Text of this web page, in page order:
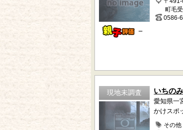
－
町毛
0586-
現地未調査 いちの
愛知県一
かけスポ
その他